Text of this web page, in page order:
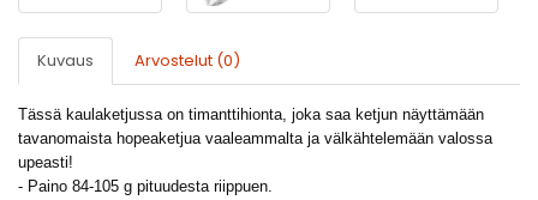
Kuvaus Arvostelut (0)
Tässä kaulaketjussa on timanttihionta, joka saa ketjun näyttämään
tavanomaista hopeaketjua vaaleammalta ja välkähtelemään valossa
upeasti!
- Paino 84-105 g pituudesta riippuen.